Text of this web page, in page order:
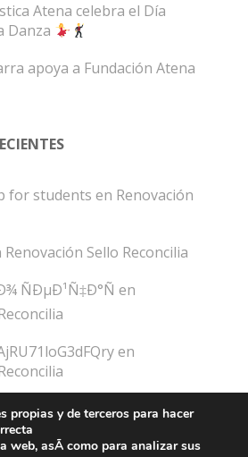
Atena celebra el Día
Danza
apoya a Fundación Atena
for students en Renovación
Renovación Sello Reconcilia
ÑÐµÐ¹Ñ‡Ð°Ñ en
en
en
propias y de terceros para hacer
web, asÃ­ como para analizar sus